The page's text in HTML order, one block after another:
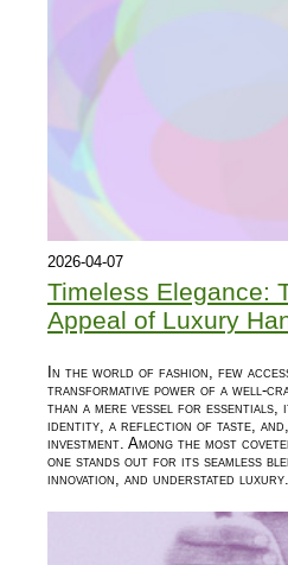
2026-04-07
Timeless Elegance:
Appeal of Luxury
In the world of fashion, few
transformative power of a well-
than a mere vessel for essentials,
identity, a reflection of taste,
investment. Among the most
one stands out for its seamless
innovation, and understated luxury.